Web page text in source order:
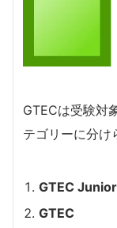
GTECは受験対
テゴリーに分け
GTEC Junior
GTEC